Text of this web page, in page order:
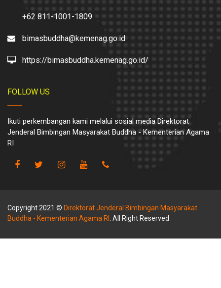
+62 811-1001-1809
bimasbuddha@kemenag.go.id
https://bimasbuddha.kemenag.go.id/
FOLLOW US
Ikuti perkembangan kami melalui sosial media Direktorat
Jenderal Bimbingan Masyarakat Buddha - Kementerian Agama
RI
Copyright 2021 © Direktorat Jenderal Bimbingan Masyarakat
Buddha - Kementerian Agama RI
. All Right Reserved